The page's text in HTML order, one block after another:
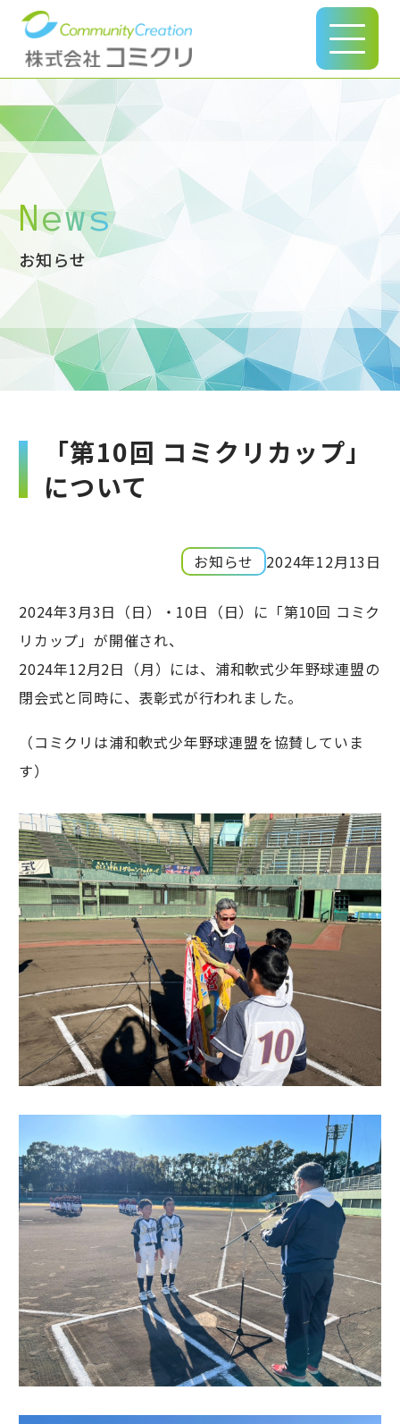
News
お知らせ
「第10回 コミクリカップ」
について
お知らせ 2024年12月13日
2024年3月3日（日）・10日（日）に「第10回 コミク
リカップ」が開催され、
2024年12月2日（月）には、浦和軟式少年野球連盟の
閉会式と同時に、表彰式が行われました。
（コミクリは浦和軟式少年野球連盟を協賛していま
す）